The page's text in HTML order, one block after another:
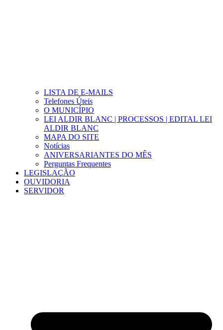
LISTA DE E-MAILS
Telefones Úteis
O MUNICÍPIO
LEI ALDIR BLANC | PROCESSOS | EDITAL LEI
ALDIR BLANC
MAPA DO SITE
Notícias
ANIVERSARIANTES DO MÊS
Perguntas Frequentes
LEGISLAÇÃO
OUVIDORIA
SERVIDOR